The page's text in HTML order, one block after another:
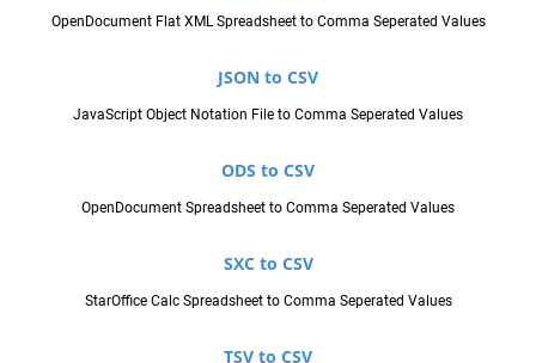
OpenDocument Flat XML Spreadsheet to Comma Seperated Values
JSON to CSV
JavaScript Object Notation File to Comma Seperated Values
ODS to CSV
OpenDocument Spreadsheet to Comma Seperated Values
SXC to CSV
StarOffice Calc Spreadsheet to Comma Seperated Values
TSV to CSV